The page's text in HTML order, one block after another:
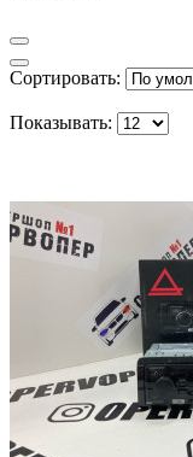
Сортировать:
Показывать: